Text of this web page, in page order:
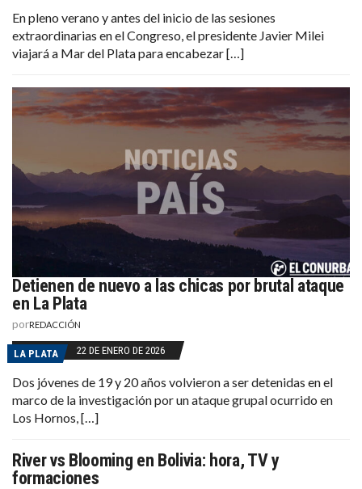
En pleno verano y antes del inicio de las sesiones
extraordinarias en el Congreso, el presidente Javier Milei
viajará a Mar del Plata para encabezar […]
Detienen de nuevo a las chicas por brutal ataque
en La Plata
porREDACCIÓN
LA PLATA 22 DE ENERO DE 2026
Dos jóvenes de 19 y 20 años volvieron a ser detenidas en el
marco de la investigación por un ataque grupal ocurrido en
Los Hornos, […]
River vs Blooming en Bolivia: hora, TV y
formaciones